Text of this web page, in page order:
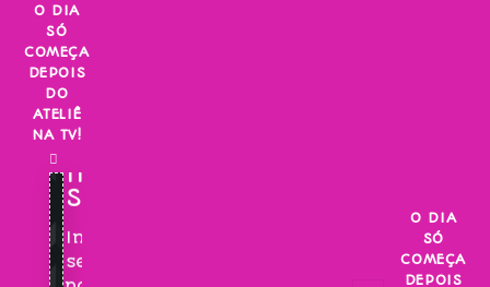
Skip
content
O DIA
SÓ
COMEÇA
DEPOIS
DO
ATELIÊ
NA TV!
INSCREVA-
SE!
Inscreva-
se
O DIA
SÓ
COMEÇA
DEPOIS